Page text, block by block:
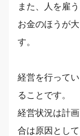
また、人を雇
お金のほうが
す。
経営を行って
ることです。
経営状況は計
合は原因とし